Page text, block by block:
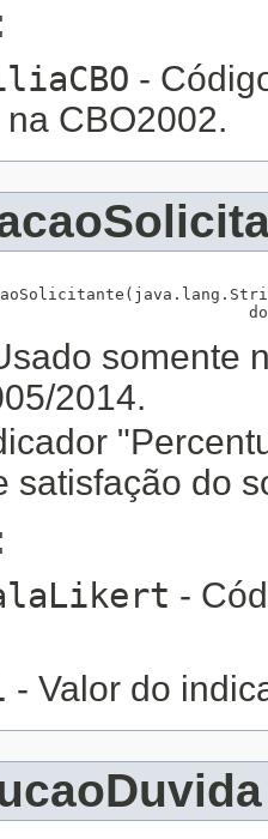
-
CBO2002.
somente
2014.
satisfação do
-
- Valor do